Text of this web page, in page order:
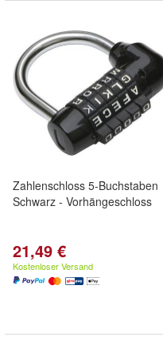
Zahlenschloss 5-Buchstaben
Schwarz - Vorhängeschloss
21,49 €
Kostenloser Versand